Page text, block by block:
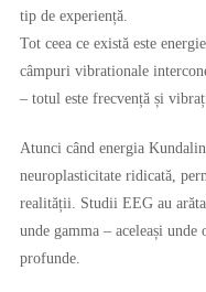
tip de experiență.
Tot ceea ce există este
câmpuri vibrationale
– totul este frecvență și
Atunci când energia
neuroplasticitate ridicată,
realității. Studii EEG au
unde gamma – aceleași
profunde.